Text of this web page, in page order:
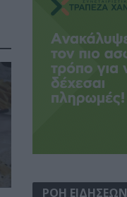
ΡΟΗ ΕΙΔΗΣΕΩΝ